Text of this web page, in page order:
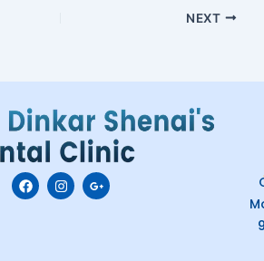
NEXT
F
a
c
I
n
s
G
o
o